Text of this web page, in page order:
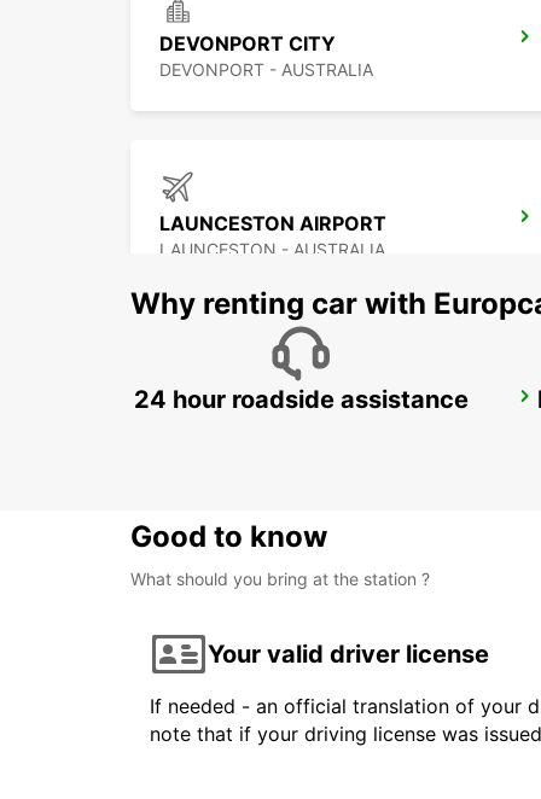
DEVONPORT CITY
DEVONPORT - AUSTRALIA
LAUNCESTON AIRPORT
LAUNCESTON - AUSTRALIA
MELBOURNE FRANKSTON
Why renting car with
24 hour roadside assistance
Good to know
What should you bring at the station ?
Your valid driver license
If needed - an official translation of your
note that if your driving license was